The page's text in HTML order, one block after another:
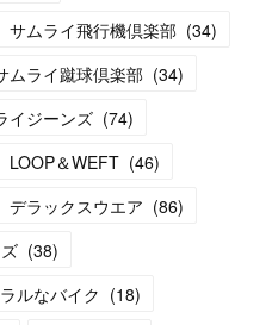
サムライ飛行機倶楽部 (34)
ムライ蹴球倶楽部 (34)
イジーンズ (74)
LOOP＆WEFT (46)
デラックスウエア (86)
(38)
ルなバイク (18)